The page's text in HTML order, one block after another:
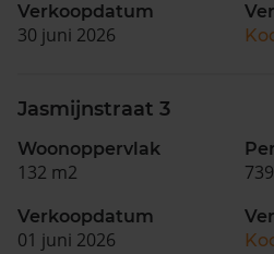
Verkoopdatum
30 juni 2026
Jasmijnstraat 3
Woonoppervlak
132 m2
Verkoopdatum
01 juni 2026